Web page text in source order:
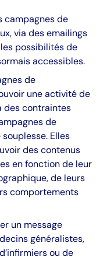
campagnes de
via des emailings
possibilités de
accessibles.
de
une activité de
des contraintes
de
Elles
des contenus
en fonction de leur
de leurs
comportements
un message
généralistes,
ou de